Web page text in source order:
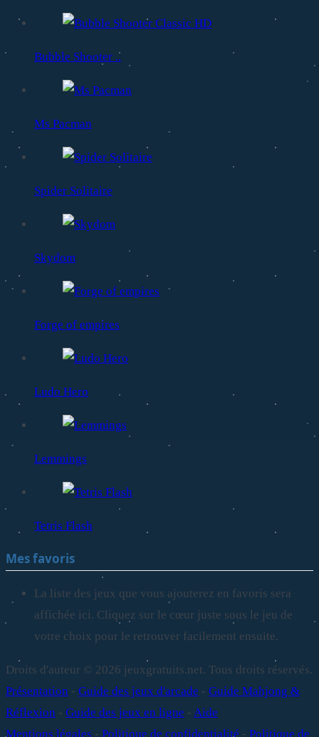
Bubble Shooter ..
Ms Pacman
Spider Solitaire
Skydom
Forge of empires
Ludo Hero
Lemmings
Tetris Flash
Mes favoris
La liste des jeux que vous ajouterez en favoris sera
affichée ici. Cliquez sur le cœur juste sous le jeu de
votre choix pour le retrouver facilement ensuite.
Droits d'auteur © 2026 jeuxgratuits.net. Tous droits réservés.
Présentation - Guide des jeux d'arcade - Guide Mahjong &
Réflexion - Guide des jeux en ligne - Aide
Mentions légales - Politique de confidentialité - Politique de